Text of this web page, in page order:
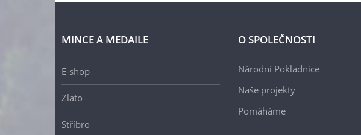
MINCE A MEDAILE
E-shop
Zlato
Stříbro
O SPOLEČNOSTI
Národní Pokladnice
Naše projekty
Pomáháme